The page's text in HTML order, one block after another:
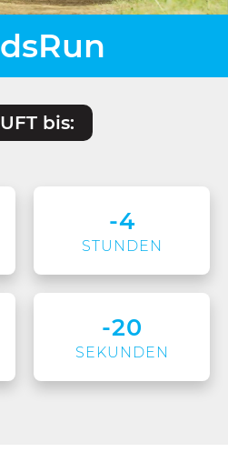
bis:
-4
STUNDEN
-20
SEKUNDEN